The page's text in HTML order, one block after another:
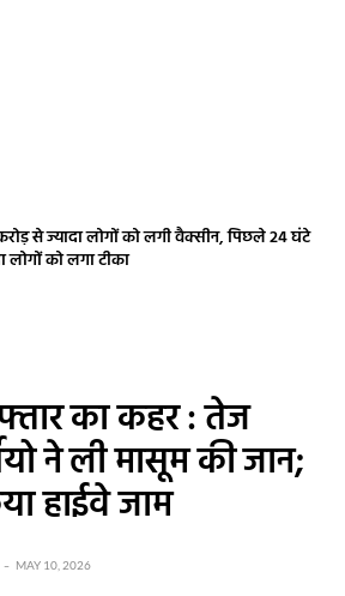
से ज्यादा लोगों को लगी वैक्सीन, पिछले 24 घंटे
लोगों को लगा टीका
का कहर : तेज
ने ली मासूम की जान;
हाईवे जाम
MAY 10, 2026